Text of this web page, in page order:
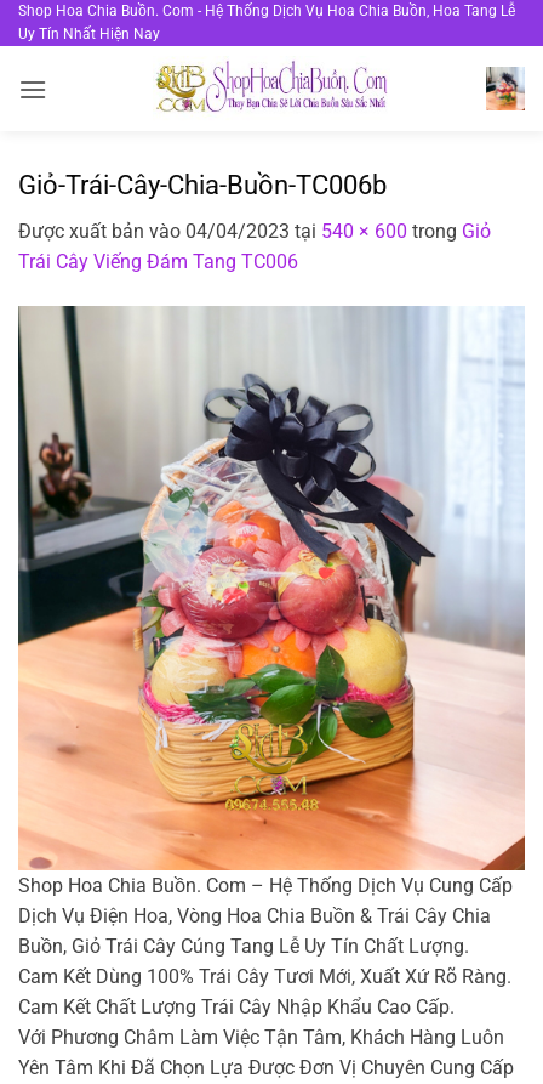
Bỏ
qua
dung
Shop Hoa Chia Buồn. Com - Hệ Thống Dịch Vụ Hoa Chia Buồn, Hoa Tang Lễ
Uy Tín Nhất Hiện Nay
Giỏ-Trái-Cây-Chia-Buồn-TC006b
Được xuất bản vào 04/04/2023 tại 540 × 600 trong Giỏ
Trái Cây Viếng Đám Tang TC006
Shop Hoa Chia Buồn. Com – Hệ Thống Dịch Vụ Cung Cấp
Dịch Vụ Điện Hoa, Vòng Hoa Chia Buồn & Trái Cây Chia
Buồn, Giỏ Trái Cây Cúng Tang Lễ Uy Tín Chất Lượng.
Cam Kết Dùng 100% Trái Cây Tươi Mới, Xuất Xứ Rõ Ràng.
Cam Kết Chất Lượng Trái Cây Nhập Khẩu Cao Cấp.
Với Phương Châm Làm Việc Tận Tâm, Khách Hàng Luôn
Yên Tâm Khi Đã Chọn Lựa Được Đơn Vị Chuyên Cung Cấp